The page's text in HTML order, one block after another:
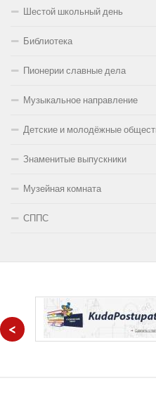
Шестой школьный день
Библиотека
Пионерии славные дела
Музыкальное направление
Детские и молодёжные
Знаменитые выпускники
Музейная комната
СППС
<